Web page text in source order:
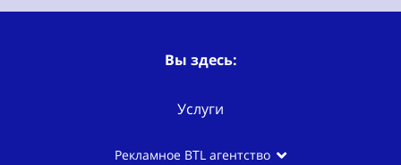
Вы здесь:
Услуги
Рекламное BTL агентство